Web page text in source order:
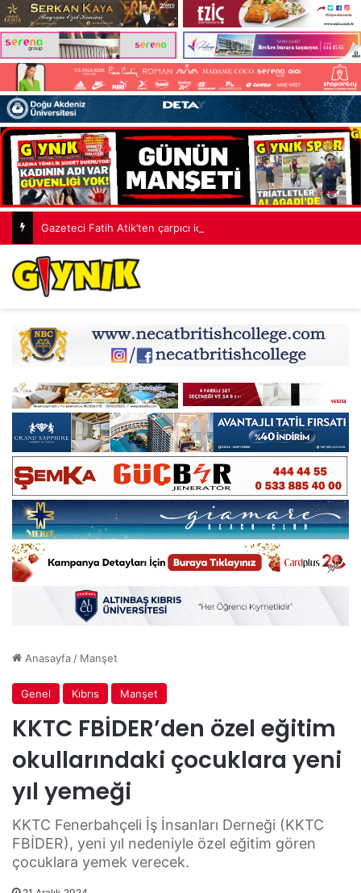
Gazeteci Fatih Atik’ten çarpıcı iddia
Anasayfa/ Manşet
Genel Kıbrıs Manşet
KKTC FBİDER’den özel eğitim
okullarındaki çocuklara yeni
yıl yemeği
KKTC Fenerbahçeli İş İnsanları Derneği (KKTC
FBİDER), yeni yıl nedeniyle özel eğitim gören
çocuklara yemek verecek.